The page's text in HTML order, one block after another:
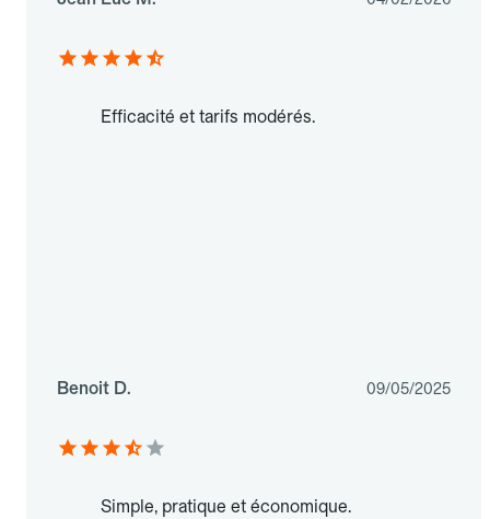
Efficacité et tarifs modérés.
Benoit D. 09/05/2025
Simple, pratique et économique.